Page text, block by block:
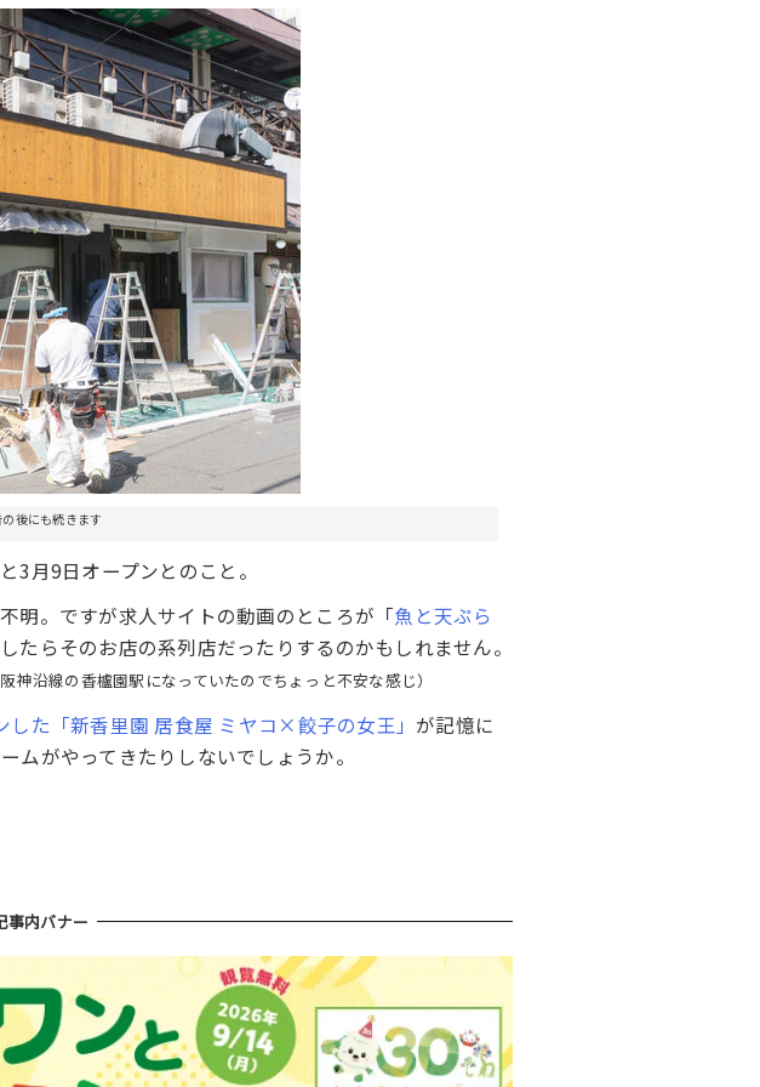
後にも続きます
3月9日オープンとのこと。
明。ですが求人サイトの動画のところが「魚と天ぷら
たらそのお店の系列店だったりするのかもしれません。
沿線の香櫨園駅になっていたのでちょっと不安な感じ）
した「新香里園 居食屋 ミヤコ×餃子の女王」 が記憶に
ムがやってきたりしないでしょうか。
事内バナー